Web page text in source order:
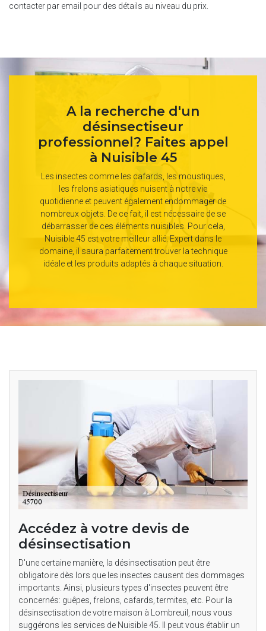
contacter par email pour des détails au niveau du prix.
A la recherche d'un
désinsectiseur
professionnel? Faites appel
à Nuisible 45
Les insectes comme les cafards, les moustiques,
les frelons asiatiques nuisent à notre vie
quotidienne et peuvent également endommager de
nombreux objets. De ce fait, il est nécessaire de se
débarrasser de ces éléments nuisibles. Pour cela,
Nuisible 45 est votre meilleur allié. Expert dans le
domaine, il saura parfaitement trouver la technique
idéale et les produits adaptés à chaque situation.
Accédez à votre devis de
désinsectisation
D'une certaine manière, la désinsectisation peut être
obligatoire dès lors que les insectes causent des dommages
importants. Ainsi, plusieurs types d'insectes peuvent être
concernés: guêpes, frelons, cafards, termites, etc. Pour la
désinsectisation de votre maison à Lombreuil, nous vous
suggérons les services de Nuisible 45. Il peut vous établir un